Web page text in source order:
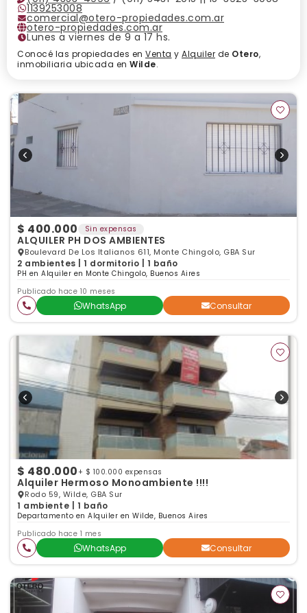
1139253008
comercial@otero-propiedades.com.ar
otero-propiedades.com.ar
Lunes a viernes de 9 a 17 hs.
Conocé las propiedades en Venta y Alquiler de Otero,
inmobiliaria ubicada en Wilde.
$ 400.000 Sin expensas
ALQUILER PH DOS AMBIENTES
Boulevard De Los Italianos 611, Monte Chingolo, GBA Sur
2 ambientes | 1 dormitorio | 1 baño
PH en Alquiler en Monte Chingolo, Buenos Aires
Publicado hace 10 meses
WhatsApp Consultar
$ 480.000 + $ 100.000 expensas
Alquiler Hermoso Monoambiente !!!!
Rodo 59, Wilde, GBA Sur
1 ambiente | 1 baño
Departamento en Alquiler en Wilde, Buenos Aires
Publicado hace 1 mes
WhatsApp Consultar